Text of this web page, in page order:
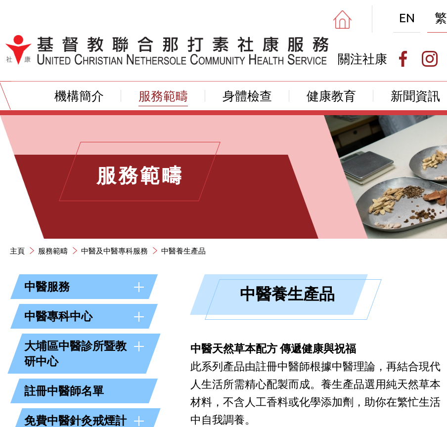
跳到內容（按輸入鍵）
EN 繁
關注社康
機構簡介 服務範疇 身體檢查 健康教育 新聞資訊
服務範疇
主頁 服務範疇 中醫及中醫專科服務 中醫養生產品
中醫服務
中醫專科中心
大埔區中醫診所暨教
研中心
註冊中醫師名單
免費中醫針灸戒煙計
中醫養生產品
中醫天然草本配方 傳遞健康與祝福
此系列產品由註冊中醫師根據中醫理論，再結合現代
人生活所需精心配製而成。養生產品選用純天然草本
材料，不含人工香料或化學添加劑，助你在繁忙生活
中自我調養。